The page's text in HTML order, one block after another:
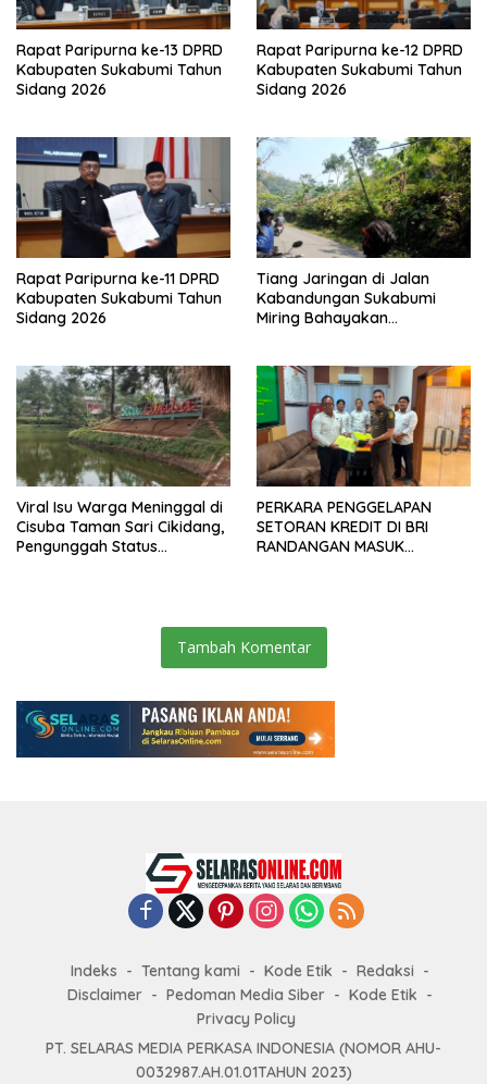
Rapat Paripurna ke-13 DPRD
Kabupaten Sukabumi Tahun
Sidang 2026
Rapat Paripurna ke-12 DPRD
Kabupaten Sukabumi Tahun
Sidang 2026
Rapat Paripurna ke-11 DPRD
Kabupaten Sukabumi Tahun
Sidang 2026
Tiang Jaringan di Jalan
Kabandungan Sukabumi
Miring Bahayakan
Viral Isu Warga Meninggal di
Cisuba Taman Sari Cikidang,
Pengunggah Status
PERKARA PENGGELAPAN
SETORAN KREDIT DI BRI
RANDANGAN MASUK
Tambah Komentar
Indeks Tentang kami Kode Etik
Redaksi
Disclaimer
Pedoman Media Siber
Kode Etik
Privacy Policy
PT. SELARAS MEDIA PERKASA INDONESIA (NOMOR AHU-
0032987.AH.01.01TAHUN 2023)